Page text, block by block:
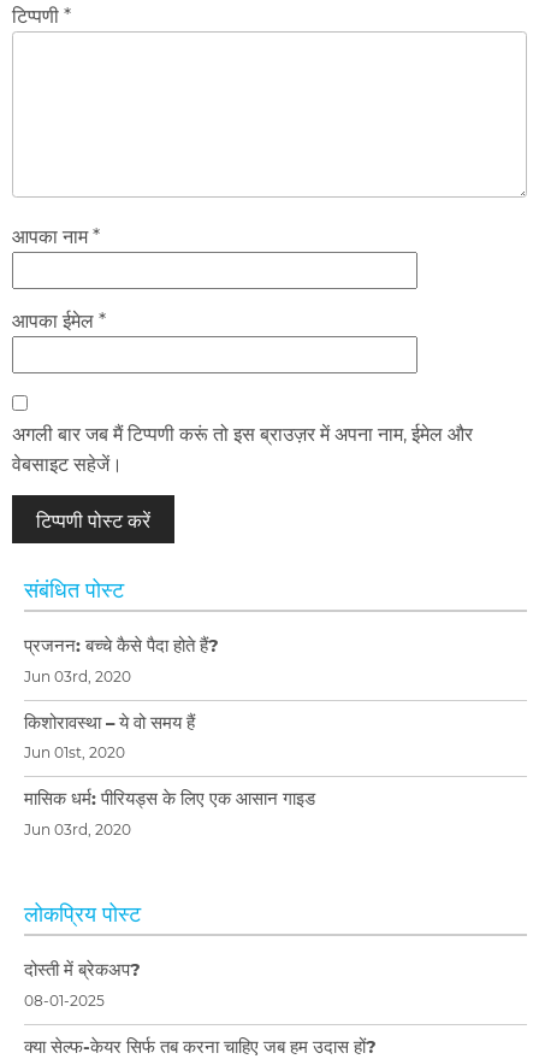
टिप्पणी *
आपका नाम *
आपका ईमेल *
अगली बार जब मैं टिप्पणी करूं तो इस ब्राउज़र में अपना नाम, ईमेल और
वेबसाइट सहेजें।
संबंधित पोस्ट
प्रजनन: बच्चे कैसे पैदा होते हैं?
Jun 03rd, 2020
किशोरावस्था – ये वो समय हैं
Jun 01st, 2020
मासिक धर्म: पीरियड्स के लिए एक आसान गाइड
Jun 03rd, 2020
लोकप्रिय पोस्ट
दोस्ती में ब्रेकअप?
08-01-2025
क्या सेल्फ-केयर सिर्फ तब करना चाहिए जब हम उदास हों?